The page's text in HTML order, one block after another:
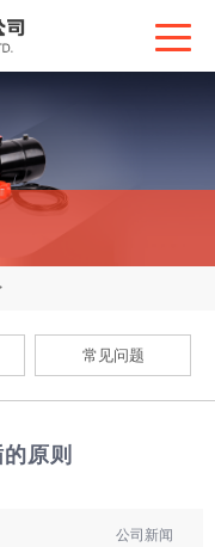
常见问题
原则
公司新闻